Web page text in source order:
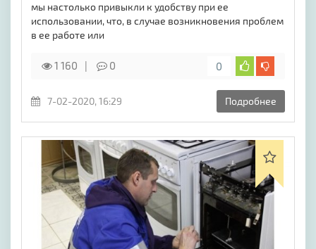
мы настолько привыкли к удобству при ее
использовании, что, в случае возникновения проблем
в ее работе или
1 160 0 0
7-02-2020, 16:29 Подробнее